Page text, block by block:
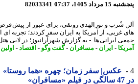
1405، 07:37
82033341
شُرب و نورالهدی رونقی، برای عبور از پیش فرض
غربی، از آمریکا به ایران سفر کردند؛ تجربه ای از
ایرانی ها. - به گزارش شهرآرانیوز؛ در لابی هتل،
- ایران - مسافران- گفت وگو-اقتصاد-اولین -
عکس| سفر زمان؛ چهره «هما روستا»